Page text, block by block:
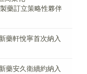
藥訂立策略性夥伴
藥軒悅寧首次納入
藥安久衛續約納入